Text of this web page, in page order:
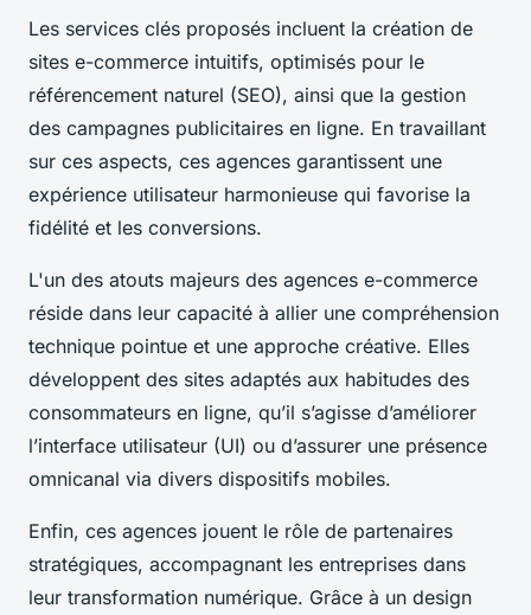
Les services clés proposés incluent la création de
sites e-commerce intuitifs, optimisés pour le
référencement naturel (SEO), ainsi que la gestion
des campagnes publicitaires en ligne. En travaillant
sur ces aspects, ces agences garantissent une
expérience utilisateur harmonieuse qui favorise la
fidélité et les conversions.
L'un des atouts majeurs des agences e-commerce
réside dans leur capacité à allier une compréhension
technique pointue et une approche créative. Elles
développent des sites adaptés aux habitudes des
consommateurs en ligne, qu’il s’agisse d’améliorer
l’interface utilisateur (UI) ou d’assurer une présence
omnicanal via divers dispositifs mobiles.
Enfin, ces agences jouent le rôle de partenaires
stratégiques, accompagnant les entreprises dans
leur transformation numérique. Grâce à un design